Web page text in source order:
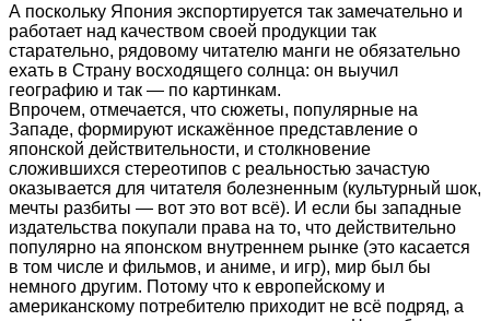
А поскольку Япония экспортируется так замечательно и
работает над качеством своей продукции так
старательно, рядовому читателю манги не обязательно
ехать в Страну восходящего солнца: он выучил
географию и так — по картинкам.
Впрочем, отмечается, что сюжеты, популярные на
Западе, формируют искажённое представление о
японской действительности, и столкновение
сложившихся стереотипов с реальностью зачастую
оказывается для читателя болезненным (культурный шок,
мечты разбиты — вот это вот всё). И если бы западные
издательства покупали права на то, что действительно
популярно на японском внутреннем рынке (это касается
в том числе и фильмов, и аниме, и игр), мир был бы
немного другим. Потому что к европейскому и
американскому потребителю приходит не всё подряд, а